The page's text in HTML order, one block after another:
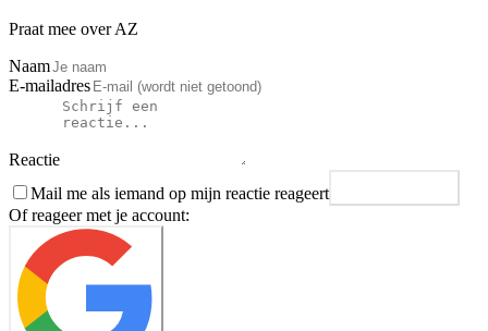
Praat mee over AZ
Naam
E-mailadres
Reactie
Mail me als iemand op mijn reactie reageert
Of reageer met je account: